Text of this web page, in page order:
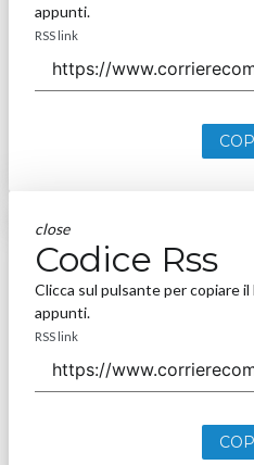
appunti.
RSS link
close
Codice Rss
Clicca sul pulsante per copiare il
appunti.
RSS link